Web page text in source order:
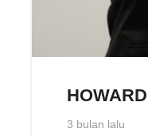
3 bulan lalu